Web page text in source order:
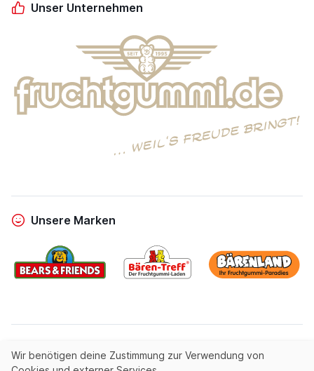
Unser Unternehmen
Unsere Marken
Wir benötigen deine Zustimmung zur Verwendung von